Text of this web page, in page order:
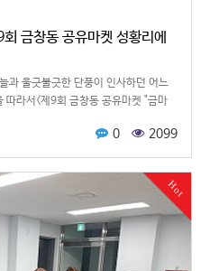
금창동 공유마켓 성황리에
과 울긋불긋한 단풍이 인사하던 어느
따라서<제9회 금창동 공유마켓 "금마
0 2099
Hot